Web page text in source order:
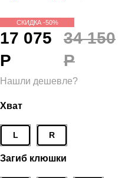
СКИДКА -50%
17 075
Р
34 150
Р
Нашли дешевле?
Хват
L R
Загиб клюшки